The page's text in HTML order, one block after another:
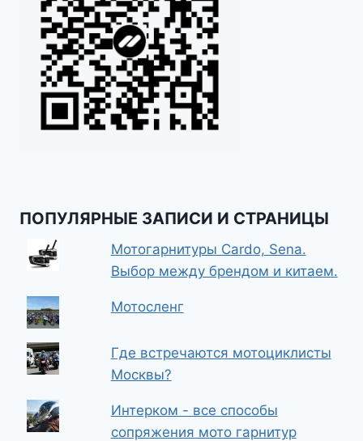
ПОПУЛЯРНЫЕ ЗАПИСИ И СТРАНИЦЫ
Мотогарнитуры Cardo, Sena.
Выбор между брендом и китаем.
Мотосленг
Где встречаются мотоциклисты
Москвы?
Интерком - все способы
сопряжения мото гарнитур